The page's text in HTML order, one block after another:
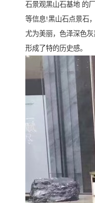
石景观黑山石基地 的
等信息!黑山石点景石
尤为美丽，色泽深色灰
形成了特的历史感。